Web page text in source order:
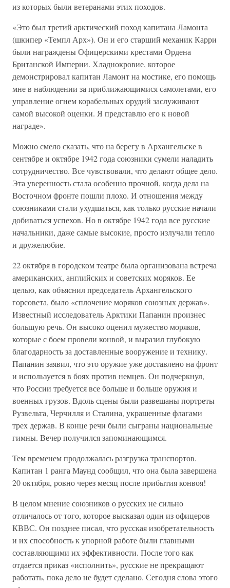
из которых были ветеранами этих походов.
«Это был третий арктический поход капитана Ламонта
(шкипер «Темпл Арх»). Он и его старший механик Карри
были награждены Офицерскими крестами Ордена
Британской Империи. Хладнокровие, которое
демонстрировал капитан Ламонт на мостике, его помощь
мне в наблюдении за приближающимися самолетами, его
управление огнем корабельных орудий заслуживают
самой высокой оценки. Я представлю его к новой
награде».
Можно смело сказать, что на берегу в Архангельске в
сентябре и октябре 1942 года союзники сумели наладить
сотрудничество. Все чувствовали, что делают общее дело.
Эта уверенность стала особенно прочной, когда дела на
Восточном фронте пошли плохо. И отношения между
союзниками стали ухудшаться, как только русские начали
добиваться успехов. Но в октябре 1942 года все русские
начальники, даже самые высокие, просто излучали тепло
и дружелюбие.
22 октября в городском театре была организована встреча
американских, английских и советских моряков. Ее
целью, как объяснил председатель Архангельского
горсовета, было «сплочение моряков союзных держав».
Известный исследователь Арктики Папанин произнес
большую речь. Он высоко оценил мужество моряков,
которые с боем провели конвой, и выразил глубокую
благодарность за доставленные вооружение и технику.
Папанин заявил, что это оружие уже доставлено на фронт
и используется в боях против немцев. Он подчеркнул,
что России требуется все больше и больше оружия и
военных грузов. Вдоль сцены были развешаны портреты
Рузвельта, Черчилля и Сталина, украшенные флагами
трех держав. В конце речи были сыграны национальные
гимны. Вечер получился запоминающимся.
Тем временем продолжалась разгрузка транспортов.
Капитан 1 ранга Маунд сообщил, что она была завершена
20 октября, ровно через месяц после прибытия конвоя!
В целом мнение союзников о русских не сильно
отличалось от того, которое высказал один из офицеров
КВВС. Он позднее писал, что русская изобретательность
и их способность к упорной работе были главными
составляющими их эффективности. После того как
отдается приказ «исполнить», русские не прекращают
работать, пока дело не будет сделано. Сегодня слова этого